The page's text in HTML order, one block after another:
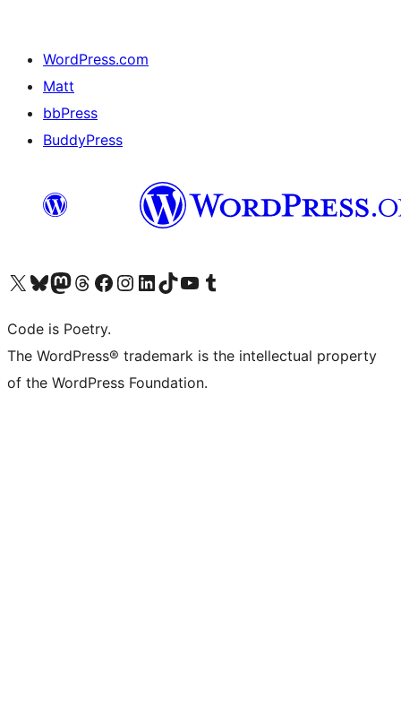
WordPress.com
Matt
bbPress
BuddyPress
Navštivte náš účet na X (dříve Twitter)
Navštivte náš Bluesky účetNavštivte náš účet Mastodon
Navštivte náš Threads účetNavštivte naši stránku na Facebooku
Navštivte náš Instagram účetNavštivte náš LinkedIn účetNavštivte náš TikTok účetNavštivte náš YouTube kanálNavštivte náš Tumblr účet
Code is Poetry.
The WordPress® trademark is the intellectual property
of the WordPress Foundation.